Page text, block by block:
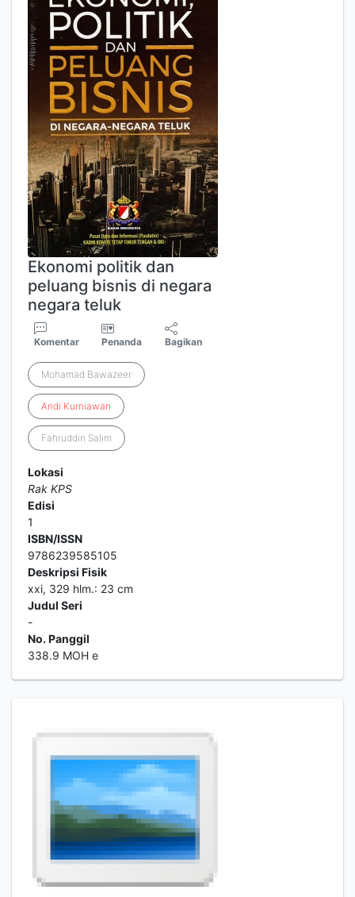
Ekonomi politik dan
peluang bisnis di negara
negara teluk
Komentar Penanda Bagikan
Mohamad Bawazeer
Andi Kurniawan
Fahruddin Salim
Lokasi
Rak KPS
Edisi
1
ISBN/ISSN
9786239585105
Deskripsi Fisik
xxi, 329 hlm.: 23 cm
Judul Seri
-
No. Panggil
338.9 MOH e